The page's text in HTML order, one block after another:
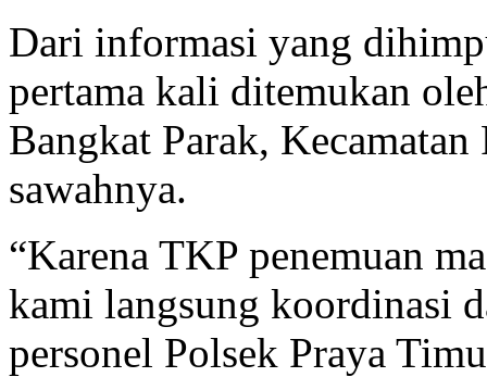
Dari informasi yang
pertama kali ditemukan
Bangkat Parak,
sawahnya.
“Karena TKP penemuan
kami langsung koordinasi
personel Polsek Praya